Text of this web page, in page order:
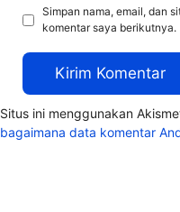
Simpan nama, email, dan
komentar saya berikutnya.
Situs ini menggunakan
bagaimana data komentar